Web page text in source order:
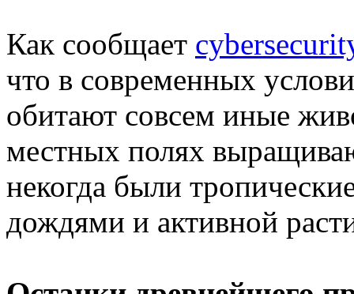
Как сообщает
что в современных
обитают совсем иные
местных полях
некогда были
дождями и активной